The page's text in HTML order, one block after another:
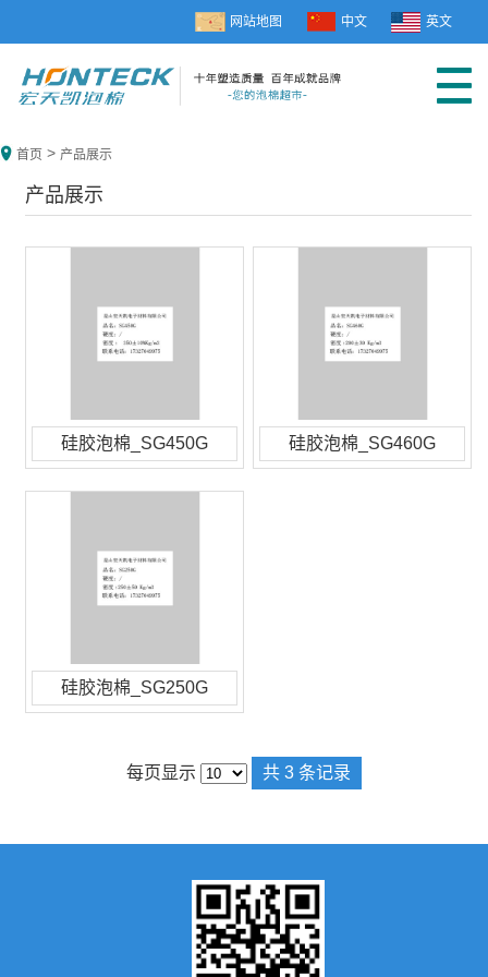
网站地图 中文 英文
首页 > 产品展示
产品展示
硅胶泡棉_SG450G 硅胶泡棉_SG460G
硅胶泡棉_SG250G
每页显示 共 3 条记录